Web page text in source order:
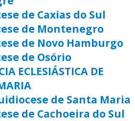
de Caxias do Sul
de Montenegro
de Novo Hamburgo
de Osório
ECLESIÁSTICA DE
de Santa Maria
de Cachoeira do Sul